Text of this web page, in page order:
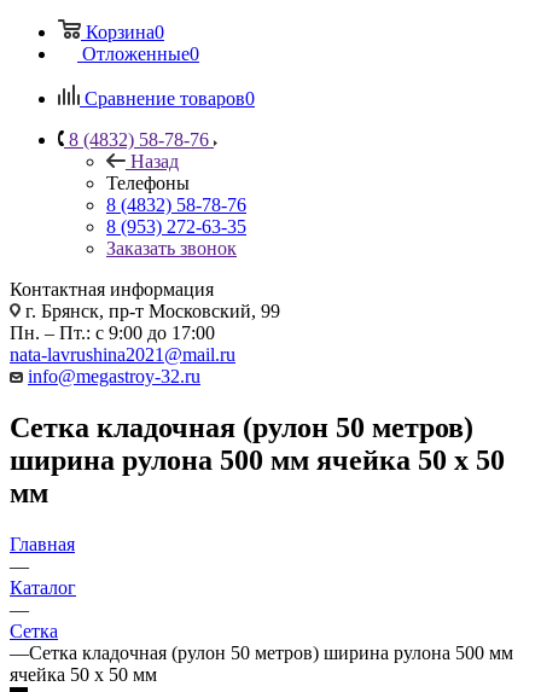
Корзина0
Отложенные0
Сравнение товаров0
8 (4832) 58-78-76
Назад
Телефоны
8 (4832) 58-78-76
8 (953) 272-63-35
Заказать звонок
Контактная информация
г. Брянск, пр-т Московский, 99
Пн. – Пт.: с 9:00 до 17:00
nata-lavrushina2021@mail.ru
info@megastroy-32.ru
Сетка кладочная (рулон 50 метров)
ширина рулона 500 мм ячейка 50 х 50
мм
Главная
—
Каталог
—
Сетка
—Сетка кладочная (рулон 50 метров) ширина рулона 500 мм
ячейка 50 х 50 мм